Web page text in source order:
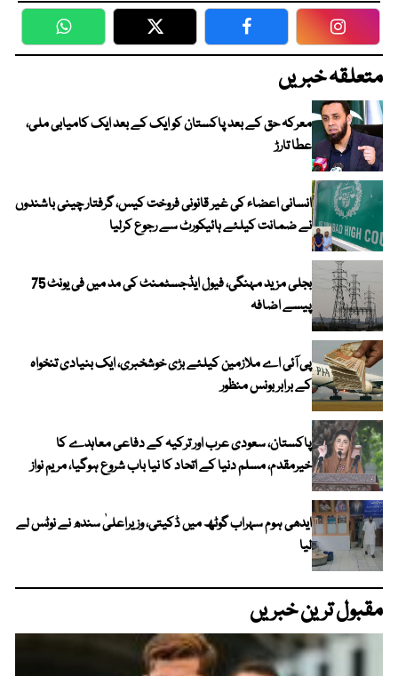
WhatsApp Twitter Facebook
متعلقہ خبریں
معرکہ حق کے بعد پاکستان کو ایک کے بعد ایک کامیابی ملی،
عطا تارڑ
انسانی اعضاء کی غیر قانونی فروخت کیس، گرفتار چینی باشندوں
نے ضمانت کیلئے ہائیکورٹ سے رجوع کرلیا
بجلی مزید مہنگی، فیول ایڈجسٹمنٹ کی مد میں فی یونٹ 75
پیسے اضافہ
پی آئی اے ملازمین کیلئے بڑی خوشخبری، ایک بنیادی تنخواہ
کے برابر بونس منظور
پاکستان، سعودی عرب اور ترکیہ کے دفاعی معاہدے کا
خیرمقدم، مسلم دنیا کے اتحاد کا نیا باب شروع ہوگیا، مریم نواز
ایدھی ہوم سہراب گوٹھ میں ڈکیتی، وزیراعلیٰ سندھ نے نوٹس لے
لیا
مقبول ترین خبریں